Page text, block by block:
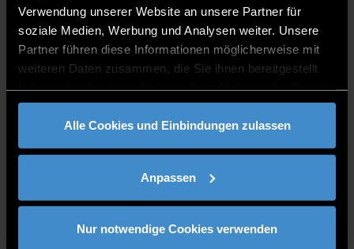
Verwendung unserer Website an unsere Partner für
soziale Medien, Werbung und Analysen weiter. Unsere
Partner führen diese Informationen möglicherweise mit
weiteren Daten zusammen, die Sie ihnen bereitgestellt
gesammelt haben.
Alle Cookies und Einbindungen zulassen
Anpassen
Nur notwendige Cookies verwenden
Ana Munandar
Member of the staff team